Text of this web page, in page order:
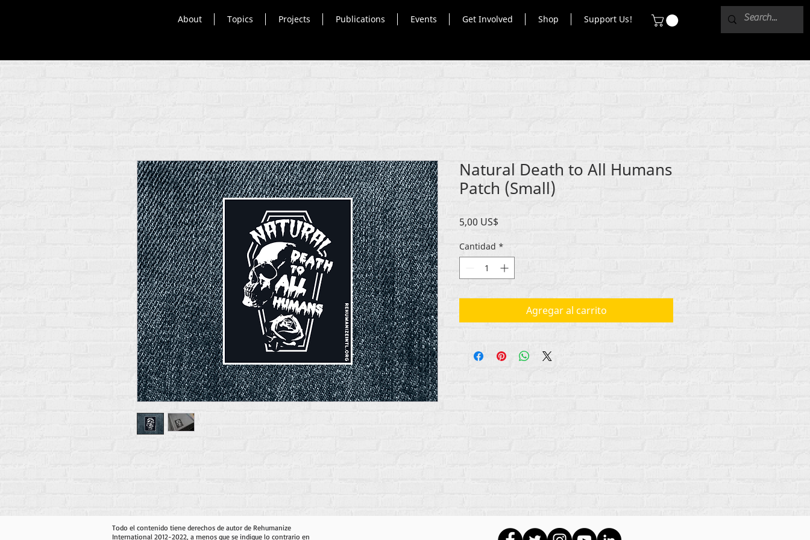
About Topics Projects Publications Events Get Involved Shop Support Us!
Natural Death to All Humans
Patch (Small)
5,00 US$
Cantidad *
Agregar al carrito
Todo el contenido tiene derechos de autor de Rehumanize
International 2012-2022, a menos que se indique lo contrario en